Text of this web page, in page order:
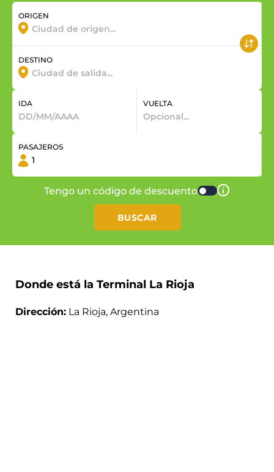
ORIGEN
DESTINO
IDA VUELTA
PASAJEROS
BUSCAR
Tengo un código de descuento
Donde está la Terminal La Rioja
Dirección: La Rioja, Argentina